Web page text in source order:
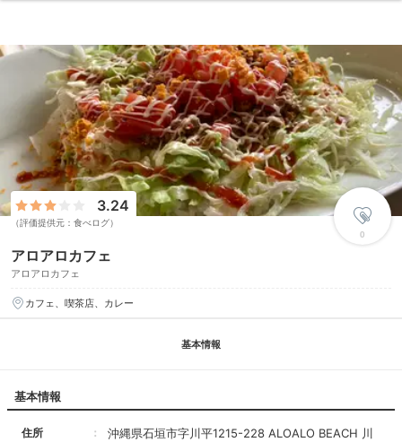
アロアロカフェ
アロアロカフェ
3.24
（評価提供元：食べログ）
0
カフェ、喫茶店、カレー
基本情報
基本情報
住所
沖縄県石垣市字川平1215-228 ALOALO BEACH 川